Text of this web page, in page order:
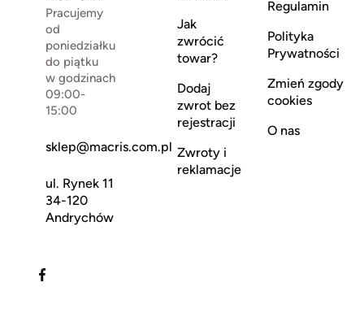
Pracujemy
od
poniedziałku
do piątku
w godzinach
09:00-
15:00
sklep@macris.com.pl
ul. Rynek 11
34-120
Andrychów
Jak
zwrócić
towar?
Dodaj
zwrot bez
rejestracji
Zwroty i
reklamacje
Regulamin
Polityka
Prywatności
Zmień zgody
cookies
O nas